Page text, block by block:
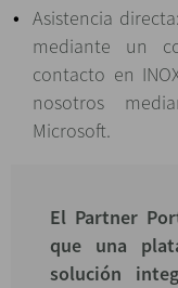
Asistencia
mediante un
contacto en
nosotros
Microsoft.
El Partner
que una
solución